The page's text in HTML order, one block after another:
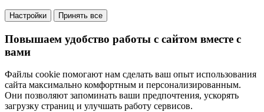
Настройки Принять все
Повышаем удобство работы с сайтом вместе с
вами
Файлы cookie помогают нам сделать ваш опыт использования
сайта максимально комфортным и персонализированным.
Они позволяют запоминать ваши предпочтения, ускорять
загрузку страниц и улучшать работу сервисов.